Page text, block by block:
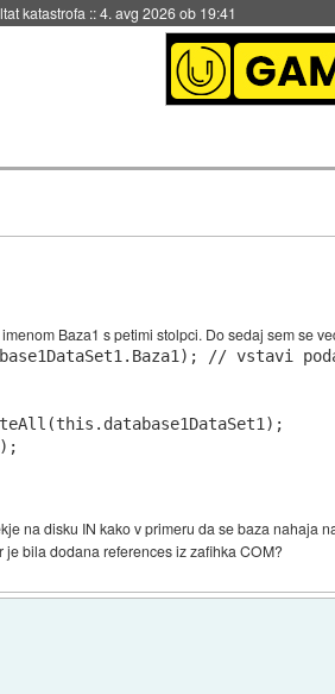
::4. avg 2026 ob 19:41
Baza1 s petimi stolpci. Do sedaj sem se
// vstavi
na disku IN kako v primeru da se baza nahaja
bila dodana references iz zafihka COM?